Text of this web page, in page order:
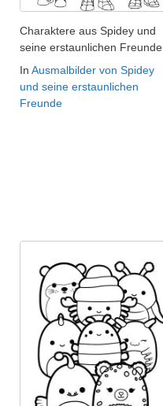
Charaktere aus Spidey und
seine erstaunlichen Freunde
In Ausmalbilder von Spidey
und seine erstaunlichen
Freunde